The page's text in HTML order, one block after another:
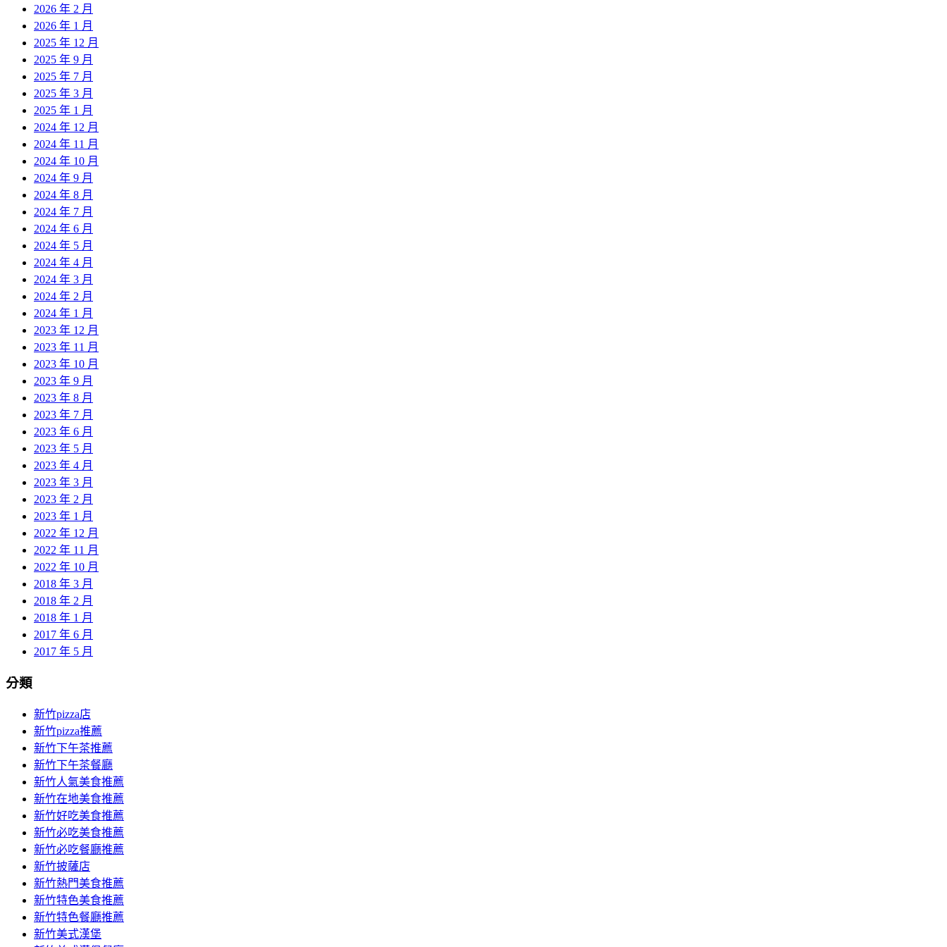
2026 年 2 月
2026 年 1 月
2025 年 12 月
2025 年 9 月
2025 年 7 月
2025 年 3 月
2025 年 1 月
2024 年 12 月
2024 年 11 月
2024 年 10 月
2024 年 9 月
2024 年 8 月
2024 年 7 月
2024 年 6 月
2024 年 5 月
2024 年 4 月
2024 年 3 月
2024 年 2 月
2024 年 1 月
2023 年 12 月
2023 年 11 月
2023 年 10 月
2023 年 9 月
2023 年 8 月
2023 年 7 月
2023 年 6 月
2023 年 5 月
2023 年 4 月
2023 年 3 月
2023 年 2 月
2023 年 1 月
2022 年 12 月
2022 年 11 月
2022 年 10 月
2018 年 3 月
2018 年 2 月
2018 年 1 月
2017 年 6 月
2017 年 5 月
分類
新竹pizza店
新竹pizza推薦
新竹下午茶推薦
新竹下午茶餐廳
新竹人氣美食推薦
新竹在地美食推薦
新竹好吃美食推薦
新竹必吃美食推薦
新竹必吃餐廳推薦
新竹披薩店
新竹熱門美食推薦
新竹特色美食推薦
新竹特色餐廳推薦
新竹美式漢堡